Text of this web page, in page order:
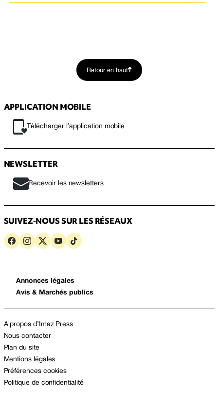
Retour en haut
APPLICATION MOBILE
Télécharger l’application mobile
NEWSLETTER
Recevoir les newsletters
SUIVEZ-NOUS SUR LES RÉSEAUX
Annonces légales
Avis & Marchés publics
A propos d’Imaz Press
Nous contacter
Plan du site
Mentions légales
Préférences cookies
Politique de confidentialité